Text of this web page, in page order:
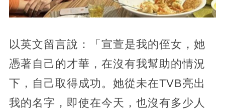
以英文留言說：「宣萱是我的侄女，她
憑著自己的才華，在沒有我幫助的情況
下，自己取得成功。她從未在TVB亮出
我的名字，即使在今天，也沒有多少人